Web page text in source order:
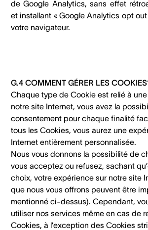
de Google Analytics, sans effet
et installant « Google Analytics opt
votre navigateur.
G.4 COMMENT GÉRER LES
Chaque type de Cookie est relié à
notre site Internet, vous avez la
consentement pour chaque finalité
tous les Cookies, vous aurez une
Internet entièrement personnalisée.
Nous vous donnons la possibilité de
vous acceptez ou refusez, sachant
choix, votre expérience sur notre site
que nous vous offrons peuvent être
mentionné ci-dessus). Cependant,
utiliser nos services même en cas de
Cookies, à l’exception des Cookies